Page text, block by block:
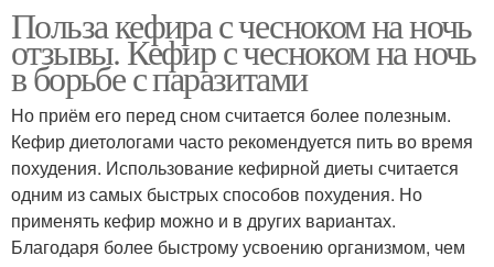
Польза кефира с чесноком на ночь
отзывы. Кефир с чесноком на ночь
в борьбе с паразитами
Но приём его перед сном считается более полезным.
Кефир диетологами часто рекомендуется пить во время
похудения. Использование кефирной диеты считается
одним из самых быстрых способов похудения. Но
применять кефир можно и в других вариантах.
Благодаря более быстрому усвоению организмом, чем